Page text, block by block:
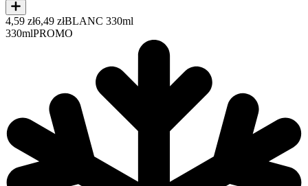
4,59 zł6,49 złBLANC 330ml
330mlPROMO